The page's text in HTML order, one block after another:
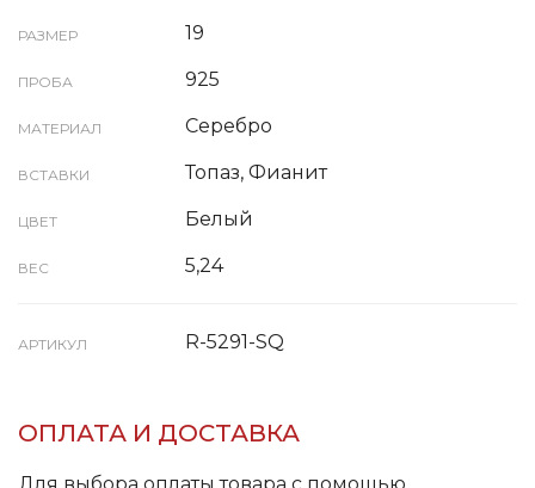
РАЗМЕР 19
ПРОБА 925
МАТЕРИАЛ Серебро
ВСТАВКИ Топаз, Фианит
ЦВЕТ Белый
ВЕС 5,24
АРТИКУЛ R-5291-SQ
ОПЛАТА И ДОСТАВКА